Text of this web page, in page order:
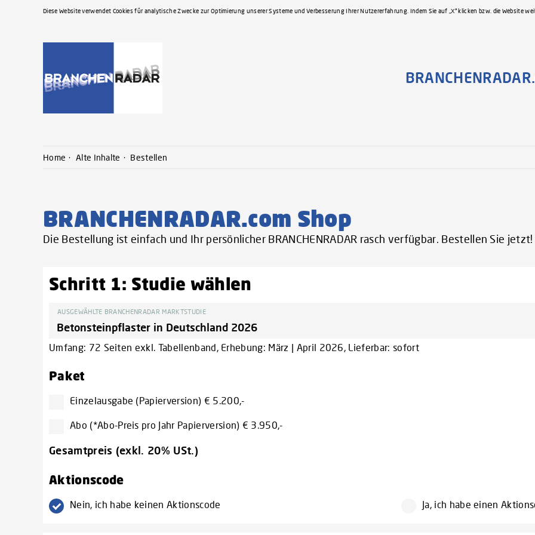
Diese Website verwendet Cookies für analytische Zwecke zur Optimierung unserer Systeme und Verbesserung Ihrer Nutzererfahrung. Indem Sie auf „X“ klicken bzw. die Website
Home Alte Inhalte Bestellen
BRANCHENRADAR.com Shop
Die Bestellung ist einfach und Ihr persönlicher BRANCHENRADAR rasch verfügbar. Bestellen Sie jetzt!
Schritt 1: Studie wählen
AUSGEWÄHLTE BRANCHENRADAR MARKTSTUDIE
Umfang: 72 Seiten exkl. Tabellenband, Erhebung: März | April 2026, Lieferbar: sofort
Paket
Einzelausgabe (Papierversion) € 5.200,-
Abo (*Abo-Preis pro Jahr Papierversion) € 3.950,-
Gesamtpreis (exkl. 20% USt.)
Aktionscode
Nein, ich habe keinen Aktionscode Ja, ich habe einen